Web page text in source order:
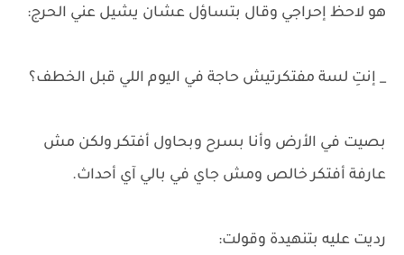
هو لاحظ إحراجي وقال بتساؤل عشان يشيل عني الحرج:
_ إنتِ لسة مفتكرتيش حاجة في اليوم اللي قبل الخطف؟
بصيت في الأرض وأنا بسرح وبحاول أفتكر ولكن مش
عارفة أفتكر خالص ومش جاي في بالي آي أحداث.
رديت عليه بتنهيدة وقولت: